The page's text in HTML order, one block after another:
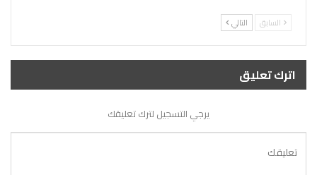
السابق التالي
اترك تعليق
يرجي التسجيل لترك تعليقك